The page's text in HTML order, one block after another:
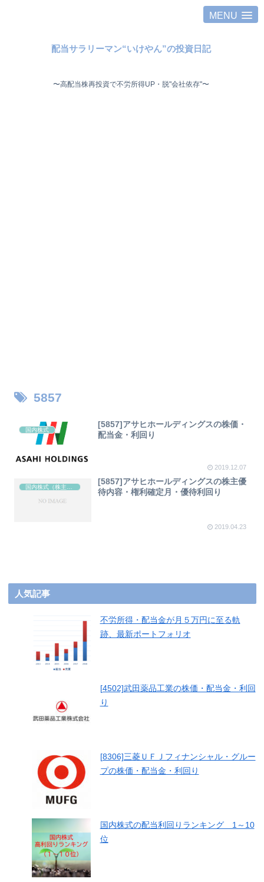
MENU
配当サラリーマン“いけやん”の投資日記 ​
〜高配当株再投資で不労所得UP・脱"会社依存"〜 ​
5857
国内株式
[5857]アサヒホールディングスの株価・
配当金・利回り
2019.12.07
[5857]アサヒホールディングスの株主優
待内容・権利確定月・優待利回り
2019.04.23
人気記事
不労所得・配当金が月５万円に至る軌
跡、最新ポートフォリオ
[4502]武田薬品工業の株価・配当金・利回
り
[8306]三菱ＵＦＪフィナンシャル・グルー
プの株価・配当金・利回り
国内株式の配当利回りランキング 1～10
位